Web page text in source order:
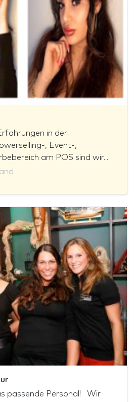
in der
, Event-,
am POS sind wir...
passende Personal! Wir